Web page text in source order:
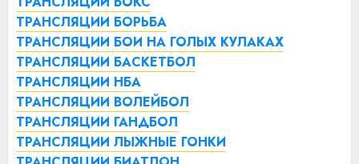
ТРАНСЛЯЦИИ БОРЬБА
ТРАНСЛЯЦИИ БОИ НА ГОЛЫХ КУЛАКАХ
ТРАНСЛЯЦИИ БАСКЕТБОЛ
ТРАНСЛЯЦИИ НБА
ТРАНСЛЯЦИИ ВОЛЕЙБОЛ
ТРАНСЛЯЦИИ ГАНДБОЛ
ТРАНСЛЯЦИИ ЛЫЖНЫЕ ГОНКИ